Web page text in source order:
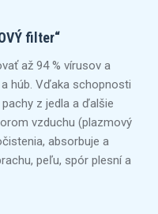
filter“
až 94 % vírusov a
húb. Vďaka schopnosti
z jedla a ďalšie
vzduchu (plazmový
absorbuje a
peľu, spór plesní a